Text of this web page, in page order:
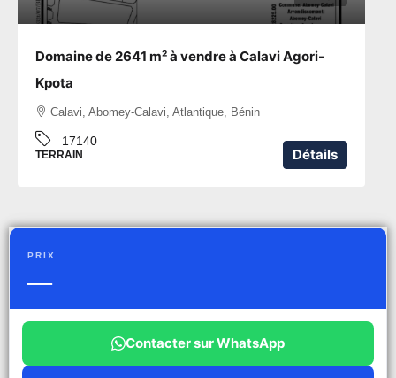
Domaine de 2641 m² à vendre à Calavi Agori-
Kpota
Calavi, Abomey-Calavi, Atlantique, Bénin
17140
TERRAIN Détails
PRIX
—
Contacter sur WhatsApp